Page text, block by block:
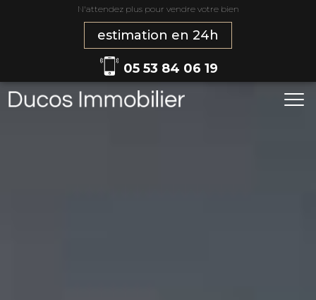
N'attendez plus pour vendre votre bien
estimation en 24h
05 53 84 06 19